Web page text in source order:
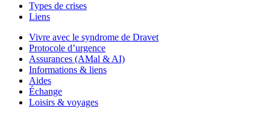
Types de crises
Liens
Vivre avec le syndrome de Dravet
Protocole d’urgence
Assurances (AMal & AI)
Informations & liens
Aides
Échange
Loisirs & voyages